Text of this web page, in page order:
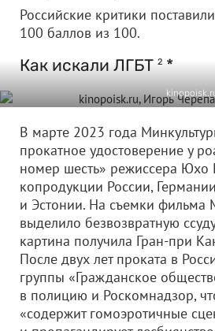
Российские критики
100 баллов из 100.
Как искали ЛГБТ2*
В марте 2023 года
прокатное удостоверение у
номер шесть» режиссера Юхо
копродукции России,
и Эстонии. На съемки фильма
выделило безвозвратную
картина получила Гран-при
После двух лет проката в
группы «Гражданское
в полицию и Роскомнадзор,
«содержит гомоэротичные